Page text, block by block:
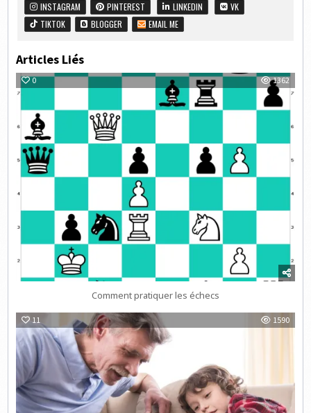
INSTAGRAM
PINTEREST LINKEDIN
VK
TIKTOK
BLOGGER EMAIL ME
Articles Liés
0 1362
Comment pratiquer les échecs
11 1590